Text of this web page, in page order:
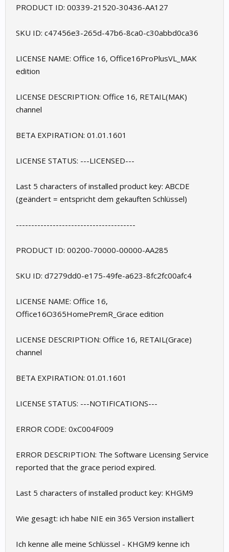
PRODUCT ID: 00339-21520-30436-AA127
SKU ID: c47456e3-265d-47b6-8ca0-c30abbd0ca36
LICENSE NAME: Office 16, Office16ProPlusVL_MAK
edition
LICENSE DESCRIPTION: Office 16, RETAIL(MAK)
channel
BETA EXPIRATION: 01.01.1601
LICENSE STATUS: ---LICENSED---
Last 5 characters of installed product key: ABCDE
(geändert = entspricht dem gekauften Schlüssel)
---------------------------------------
PRODUCT ID: 00200-70000-00000-AA285
SKU ID: d7279dd0-e175-49fe-a623-8fc2fc00afc4
LICENSE NAME: Office 16,
Office16O365HomePremR_Grace edition
LICENSE DESCRIPTION: Office 16, RETAIL(Grace)
channel
BETA EXPIRATION: 01.01.1601
LICENSE STATUS: ---NOTIFICATIONS---
ERROR CODE: 0xC004F009
ERROR DESCRIPTION: The Software Licensing Service
reported that the grace period expired.
Last 5 characters of installed product key: KHGM9
Wie gesagt: ich habe NIE ein 365 Version installiert
Ich kenne alle meine Schlüssel - KHGM9 kenne ich